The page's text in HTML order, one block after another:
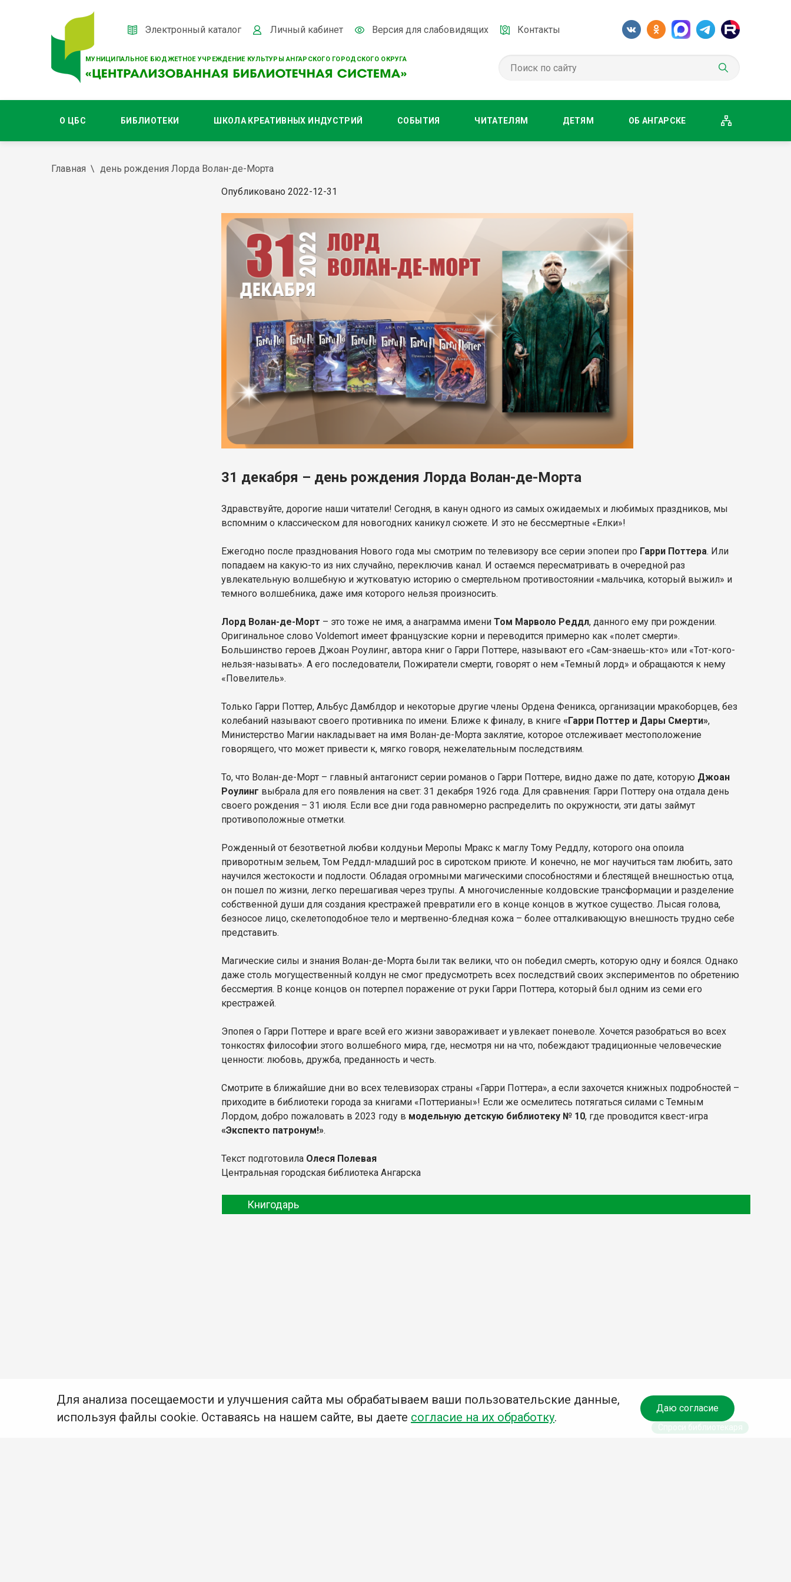
МУНИЦИПАЛЬНОЕ БЮДЖЕТНОЕ УЧРЕЖДЕНИЕ КУЛЬТУРЫ АНГАРСКОГО ГОРОДСКОГО ОКРУГА
Электронный каталог Личный кабинет Версия для слабовидящих Контакты
О ЦБС БИБЛИОТЕКИ ШКОЛА КРЕАТИВНЫХ ИНДУСТРИЙ СОБЫТИЯ ЧИТАТЕЛЯМ ДЕТЯМ ОБ АНГАРСКЕ
Главная день рождения Лорда Волан-де-Морта
Опубликовано 2022-12-31
31 декабря – день рождения Лорда Волан-де-Морта
Здравствуйте, дорогие наши читатели! Сегодня, в канун одного из самых ожидаемых и любимых праздников, мы
вспомним о классическом для новогодних каникул сюжете. И это не бессмертные «Елки»!
Ежегодно после празднования Нового года мы смотрим по телевизору все серии эпопеи про Гарри Поттера. Или
попадаем на какую-то из них случайно, переключив канал. И остаемся пересматривать в очередной раз
увлекательную волшебную и жутковатую историю о смертельном противостоянии «мальчика, который выжил» и
темного волшебника, даже имя которого нельзя произносить.
Лорд Волан-де-Морт – это тоже не имя, а анаграмма имениТом Марволо Реддл, данного ему при рождении.
Оригинальное слово Voldemort имеет французские корни и переводится примерно как «полет смерти».
Большинство героев Джоан Роулинг, автора книг о Гарри Поттере, называют его «Сам-знаешь-кто» или «Тот-кого-
нельзя-называть». А его последователи, Пожиратели смерти, говорят о нем «Темный лорд» и обращаются к нему
«Повелитель».
Только Гарри Поттер, Альбус Дамблдор и некоторые другие члены Ордена Феникса, организации мракоборцев, без
колебаний называют своего противника по имени. Ближе к финалу, в книге«Гарри Поттер и Дары Смерти»,
Министерство Магии накладывает на имя Волан-де-Морта заклятие, которое отслеживает местоположение
говорящего, что может привести к, мягко говоря, нежелательным последствиям.
То, что Волан-де-Морт – главный антагонист серии романов о Гарри Поттере, видно даже по дате, которую Джоан
Роулинг выбрала для его появления на свет: 31 декабря 1926 года. Для сравнения: Гарри Поттеру она отдала день
своего рождения – 31 июля. Если все дни года равномерно распределить по окружности, эти даты займут
противоположные отметки.
Рожденный от безответной любви колдуньи Меропы Мракс к маглу Тому Реддлу, которого она опоила
приворотным зельем, Том Реддл-младший рос в сиротском приюте. И конечно, не мог научиться там любить, зато
научился жестокости и подлости. Обладая огромными магическими способностями и блестящей внешностью отца,
он пошел по жизни, легко перешагивая через трупы. А многочисленные колдовские трансформации и разделение
собственной души для создания крестражей превратили его в конце концов в жуткое существо. Лысая голова,
безносое лицо, скелетоподобное тело и мертвенно-бледная кожа – более отталкивающую внешность трудно себе
представить.
Магические силы и знания Волан-де-Морта были так велики, что он победил смерть, которую одну и боялся. Однако
даже столь могущественный колдун не смог предусмотреть всех последствий своих экспериментов по обретению
бессмертия. В конце концов он потерпел поражение от руки Гарри Поттера, который был одним из семи его
крестражей.
Эпопея о Гарри Поттере и враге всей его жизни завораживает и увлекает поневоле. Хочется разобраться во всех
тонкостях философии этого волшебного мира, где, несмотря ни на что, побеждают традиционные человеческие
ценности: любовь, дружба, преданность и честь.
Смотрите в ближайшие дни во всех телевизорах страны «Гарри Поттера», а если захочется книжных подробностей –
приходите в библиотеки города за книгами «Поттерианы»! Если же осмелитесь потягаться силами с Темным
Лордом, добро пожаловать в 2023 году в модельную детскую библиотеку № 10, где проводится квест-игра
«Экспекто патронум!».
Текст подготовила Олеся Полевая
Центральная городская библиотека Ангарска
Книгодарь
Для анализа посещаемости и улучшения сайта мы обрабатываем ваши пользовательские данные,
используя файлы cookie. Оставаясь на нашем сайте, вы даете согласие на их обработку.
Даю согласие
Спроси библиотекаря